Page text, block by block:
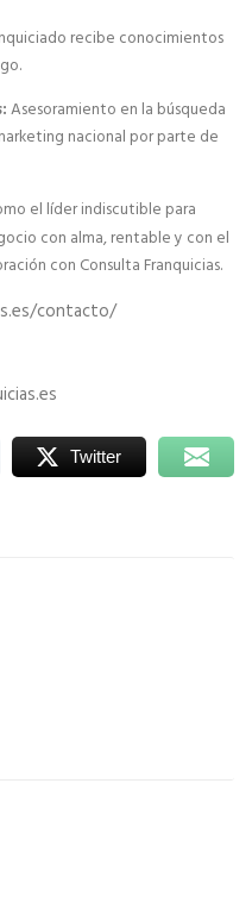
recibe conocimientos
Asesoramiento en la búsqueda
nacional por parte de
el líder indiscutible para
con alma, rentable y con el
con Consulta Franquicias.
contacto/
Twitter